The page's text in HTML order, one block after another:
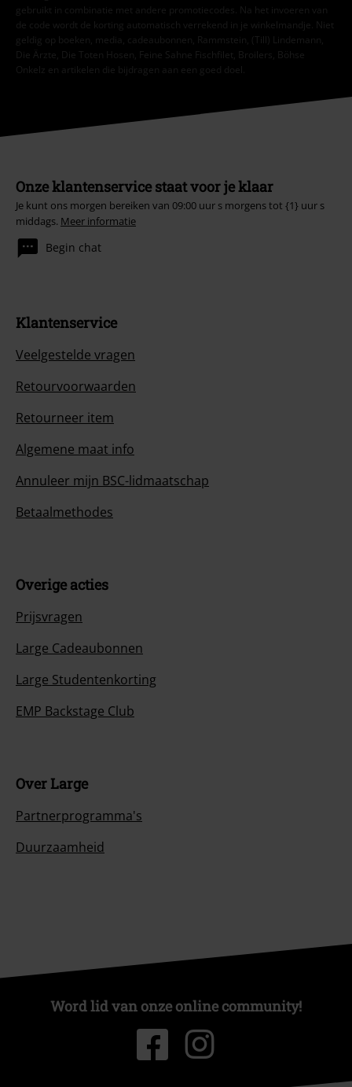
gebruikt in combinatie met andere promotiecodes. Na het invoeren van
de code wordt de korting automatisch verrekend in je winkelmandje. Niet
geldig op boeken, media, cadeaubonnen, Rammstein, (Till) Lindemann,
Die Ärzte, Die Toten Hosen, Feine Sahne Fischfilet, Broilers, Böhse
Onkelz en artikelen die bijdragen aan een goed doel.
Onze klantenservice staat voor je klaar
Je kunt ons morgen bereiken van 09:00 uur s morgens tot {1} uur s
middags. Meer informatie
Begin chat
Klantenservice
Veelgestelde vragen
Retourvoorwaarden
Retourneer item
Algemene maat info
Annuleer mijn BSC-lidmaatschap
Betaalmethodes
Overige acties
Prijsvragen
Large Cadeaubonnen
Large Studentenkorting
EMP Backstage Club
Over Large
Partnerprogramma's
Duurzaamheid
Word lid van onze online community!